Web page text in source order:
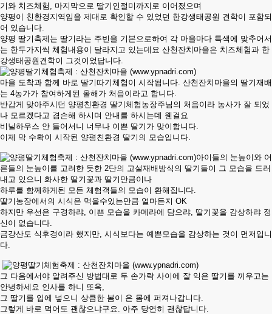
기와 치즈체험, 마지막으로 딸기인절미까지로 이어졌으며
양평이 친환경지역임을 제대로 확인할 수 있었던 한강생태공원 견학이 포함되
어 있습니다.
양평 딸기축제는 딸기라는 주빈을 기본으로하여 각 마을마다 특색에 맞추어서
는 한두가지씩 체험내용이 달라지고 있는데요 산천잔치마을은 치즈체험과 한
강생태공원견학이 그것이었답니다.
마을 도착과 함께 바로 딸기따기체험이 시작됩니다. 산천잔치마을의 딸기재배
는 4농가가 참여하게된 올해가 처음이라고 합니다.
반갑게 맞아주시던 양평친환경 딸기체험농장주님의 처음이라 농사가 잘 되었
나 모르겠다고 겸손해 하시며 안내를 하시는데 웬걸요
비닐하우스 안 들어서니 너무나 이쁜 딸기가 맞이합니다.
이제 막 수확이 시작된 양평친환경 딸기의 모습입니다.
아이들의 눈높이와 어
른들의 눈높이를 고려한 듯한 2단의 고설재배방식의 딸기들이 그 모습을 드러
내고 있으니 화사한 딸기꽃과 딸기만큼이나
하루를 함께하게된 모든 체험객들의 모습이 환해집니다.
딸기농장에서의 시식은 먹을수있는만큼 얼마든지 OK
하지만 우선은 구경하랴, 이쁜 모습을 카메라에 담으랴, 딸기꽃을 감상하랴 정
신이 없습니다.
금강산도 식후경이라 했지만, 시식보다는 예쁜모습을 감상하는 것이 먼저입니
다.
그 다음에서야 알려주신 방법대로 두 손가락 사이에 잘 익은 딸기를 끼우고는
안녕하세요 인사를 하니 또옥,
그 딸기를 입에 넣으니 상큼한 봄이 온 몸에 퍼져나갑니다.
그렇게 바로 먹어도 괜찮으냐구요. 아주 당연히 괜찮답니다.